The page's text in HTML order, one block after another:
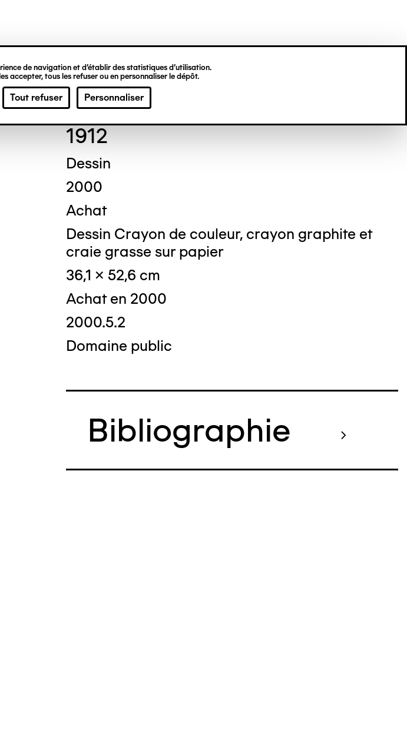
de navigation et d’établir des statistiques d’utilisation.
accepter, tous les refuser ou en personnaliser le dépôt.
Tout refuser Personnaliser
Augustin LESAGE
1912
Dessin
2000
Achat
Dessin Crayon de couleur, crayon graphite et
craie grasse sur papier
36,1 x 52,6 cm
Achat en 2000
2000.5.2
Domaine public
Bibliographie